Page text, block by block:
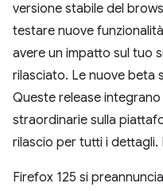
versione stabile del
testare nuove
avere un impatto sul tuo
rilasciato. Le nuove beta
Queste release
straordinarie sulla
rilascio per tutti i dettagli.
Firefox 125 si